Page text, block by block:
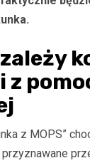
z
z MOPS”
przyznawane